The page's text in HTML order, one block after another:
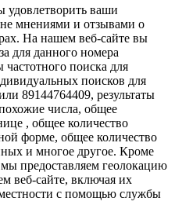
удовлетворить ваши
мнениями и отзывами о
На нашем веб-сайте вы
для данного номера
поиска для
поисков для
89144764409, результаты
числа, общее
, общее количество
форме, общее количество
и многое другое. Кроме
предоставляем геолокацию
веб-сайте, включая их
с помощью службы